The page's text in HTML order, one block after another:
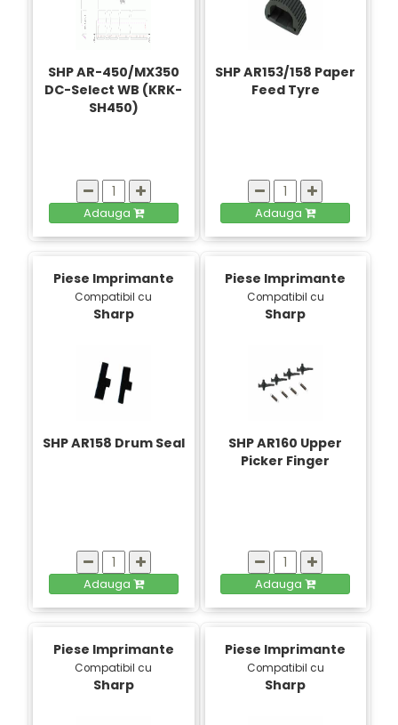
SHP AR-450/MX350
DC-Select WB (KRK-
SH450)
Adauga
SHP AR153/158 Paper
Feed Tyre
Adauga
Piese Imprimante
Compatibil cu
Sharp
SHP AR158 Drum Seal
Adauga
Piese Imprimante
Compatibil cu
Sharp
SHP AR160 Upper
Picker Finger
Adauga
Piese Imprimante
Compatibil cu
Sharp
Piese Imprimante
Compatibil cu
Sharp